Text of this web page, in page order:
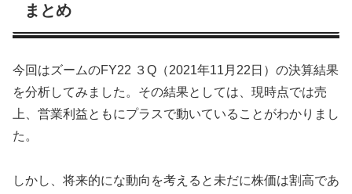
まとめ
今回はズームのFY22 ３Q（2021年11月22日）の決算結果
を分析してみました。その結果としては、現時点では売
上、営業利益ともにプラスで動いていることがわかりまし
た。
しかし、将来的にな動向を考えると未だに株価は割高であ